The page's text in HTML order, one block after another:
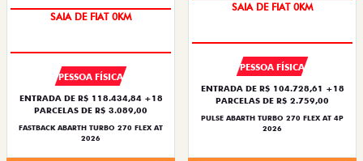
SAIA DE FIAT 0KM
PESSOA FÍSICA
ENTRADA DE R$ 118.434,84 +18
PARCELAS DE R$ 3.089,00
FASTBACK ABARTH TURBO 270 FLEX AT
2026
SAIA DE FIAT 0KM
PESSOA FÍSICA
ENTRADA DE R$ 104.728,61 +18
PARCELAS DE R$ 2.759,00
PULSE ABARTH TURBO 270 FLEX AT 4P
2026